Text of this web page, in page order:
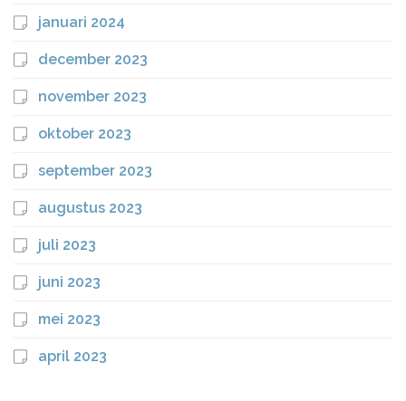
januari 2024
december 2023
november 2023
oktober 2023
september 2023
augustus 2023
juli 2023
juni 2023
mei 2023
april 2023